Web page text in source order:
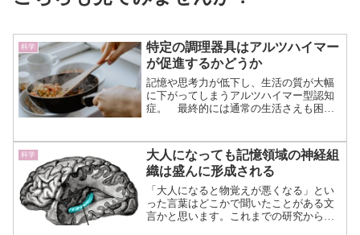
科学
特定の調理器具はアルツハイマー
が促進するかどうか
記憶や思考力が低下し、生活の質が大幅
に下がってしまうアルツハイマー型認知
症。 最終的には通常の生活さえも困難
ーを引き起こす可能性があることは、ニ
ュースで定期的に懸念され...（続きを読
む）
科学
大人になっても記憶領域の神経組
織は盛んに形成される
「大人になると物覚えが悪くなる」とい
った言葉はどこかで聞いたことがある文
言かと思います。これまでの研究から、